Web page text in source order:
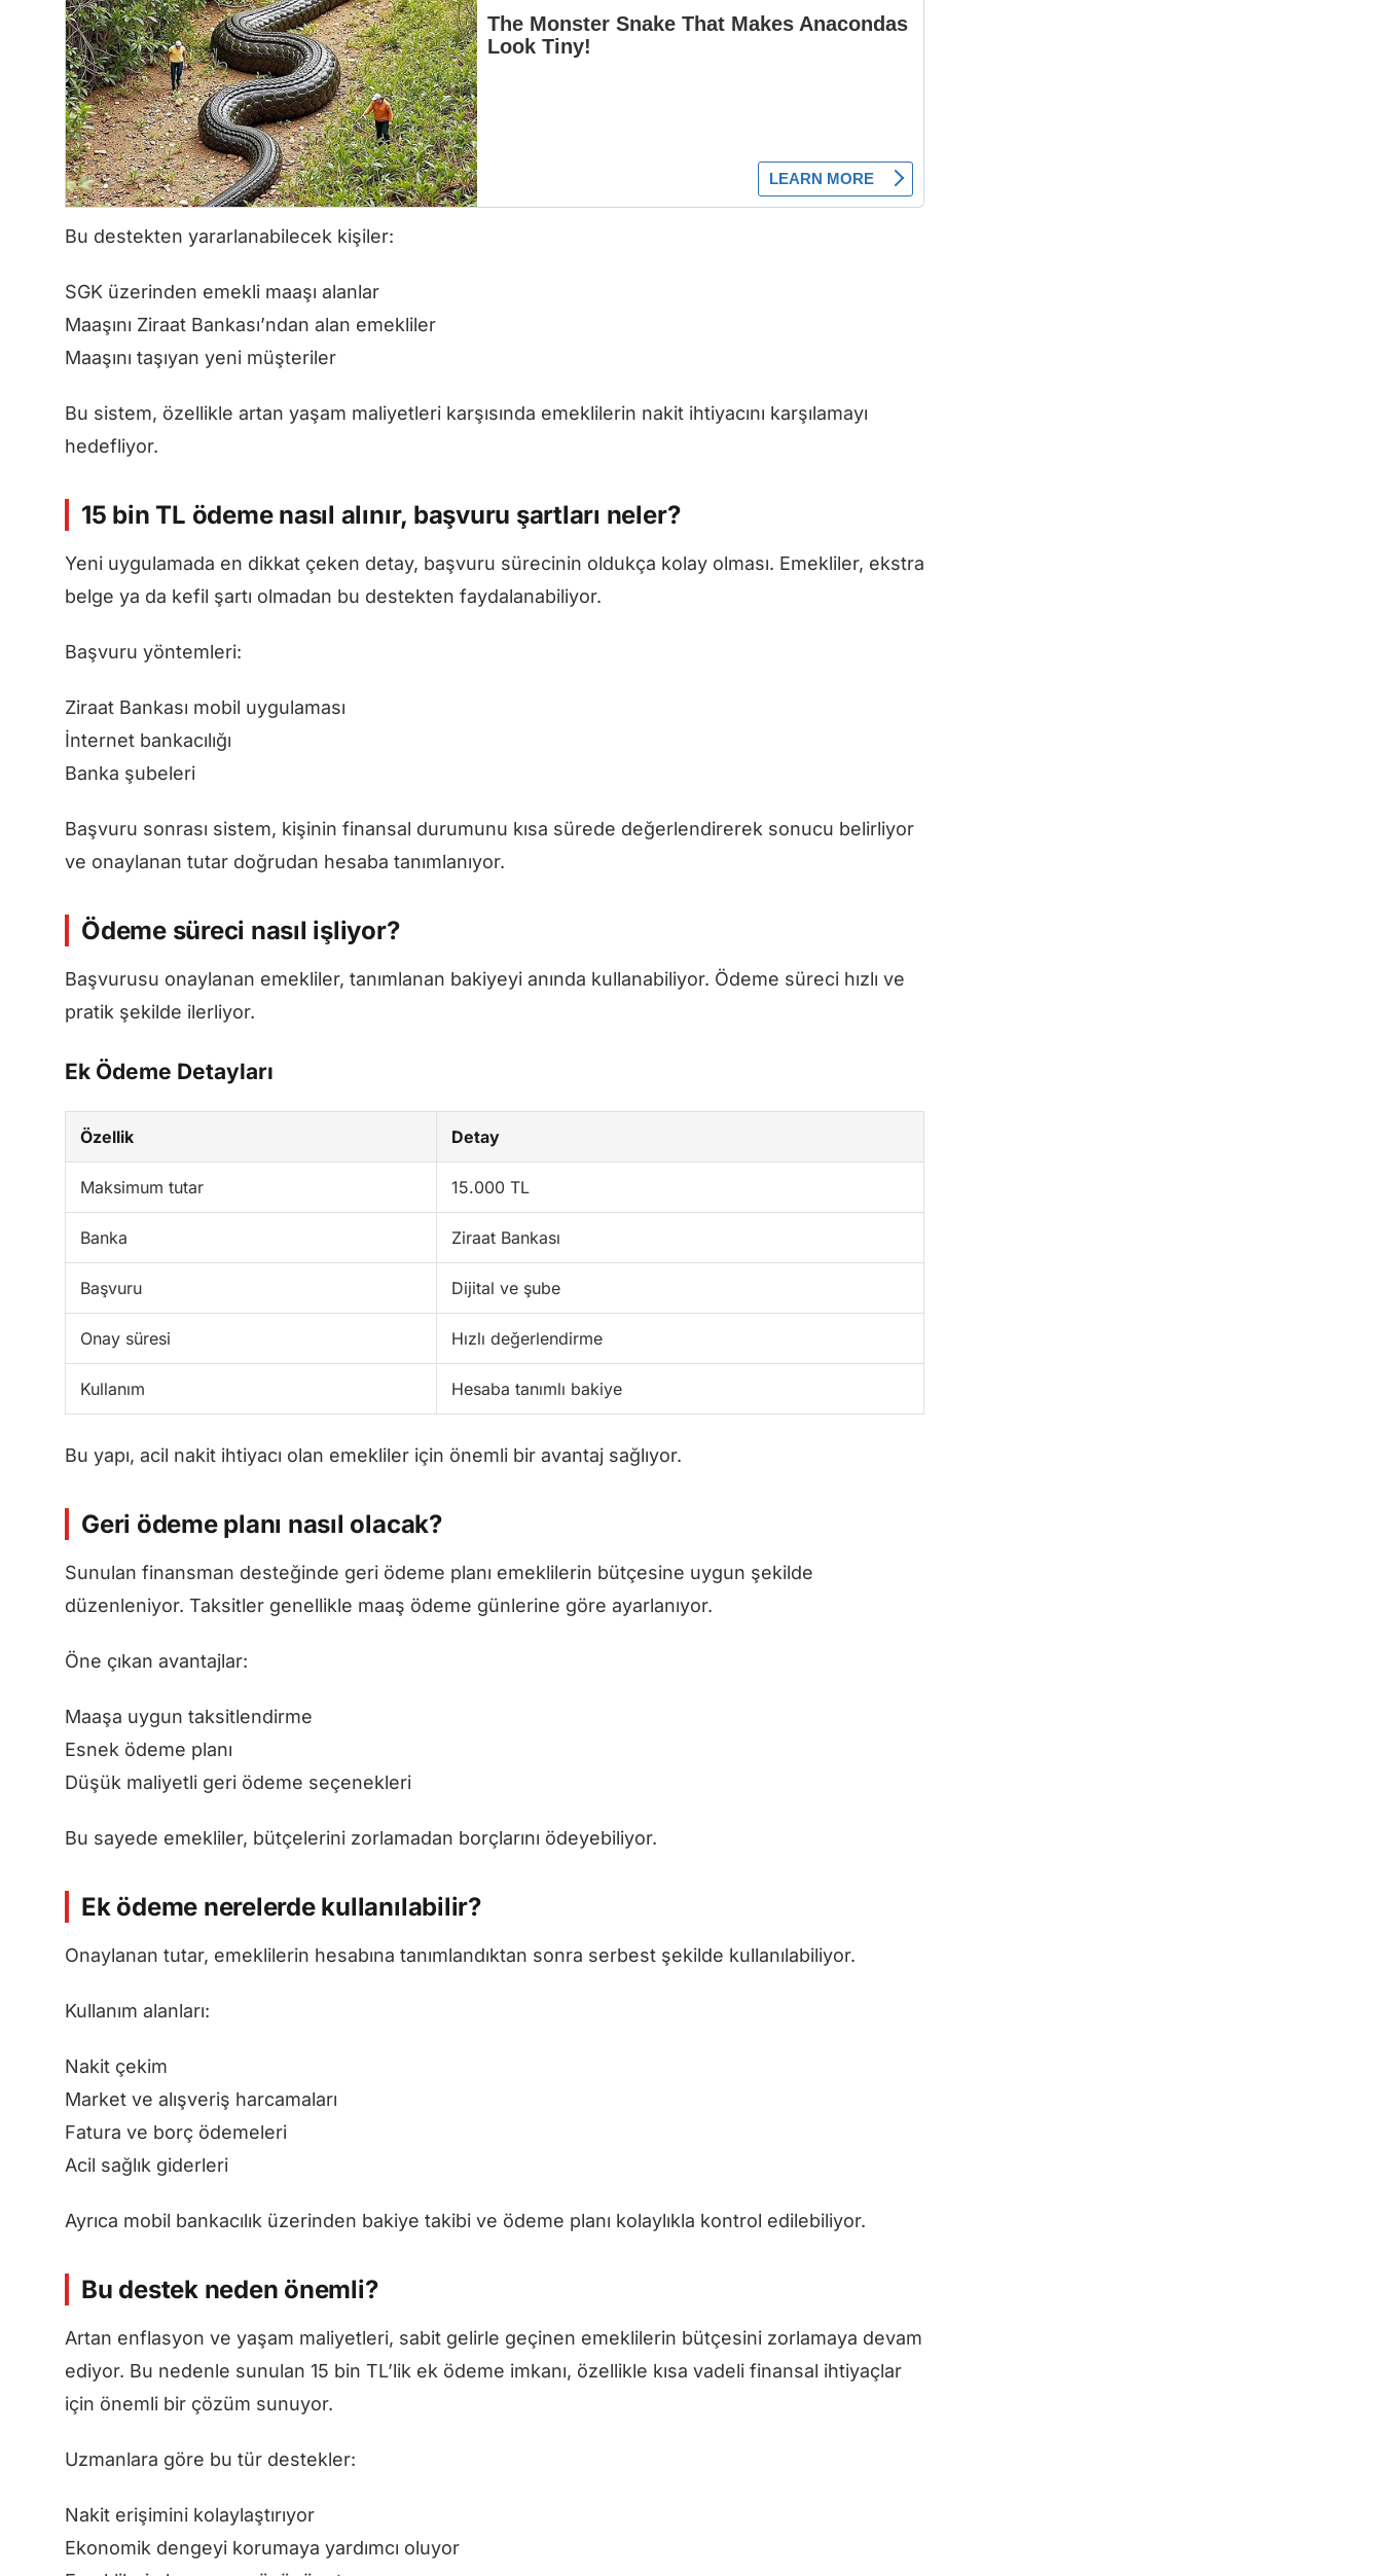
Bu destekten yararlanabilecek kişiler:
SGK üzerinden emekli maaşı alanlar
Maaşını Ziraat Bankası’ndan alan emekliler
Maaşını taşıyan yeni müşteriler
Bu sistem, özellikle artan yaşam maliyetleri karşısında emeklilerin nakit ihtiyacını karşılamayı
hedefliyor.
15 bin TL ödeme nasıl alınır, başvuru şartları neler?
Yeni uygulamada en dikkat çeken detay, başvuru sürecinin oldukça kolay olması. Emekliler, ekstra
belge ya da kefil şartı olmadan bu destekten faydalanabiliyor.
Başvuru yöntemleri:
Ziraat Bankası mobil uygulaması
İnternet bankacılığı
Banka şubeleri
Başvuru sonrası sistem, kişinin finansal durumunu kısa sürede değerlendirerek sonucu belirliyor
ve onaylanan tutar doğrudan hesaba tanımlanıyor.
Ödeme süreci nasıl işliyor?
Başvurusu onaylanan emekliler, tanımlanan bakiyeyi anında kullanabiliyor. Ödeme süreci hızlı ve
pratik şekilde ilerliyor.
Ek Ödeme Detayları
Özellik Detay
Maksimum tutar 15.000 TL
Banka Ziraat Bankası
Başvuru Dijital ve şube
Onay süresi Hızlı değerlendirme
Kullanım Hesaba tanımlı bakiye
Bu yapı, acil nakit ihtiyacı olan emekliler için önemli bir avantaj sağlıyor.
Geri ödeme planı nasıl olacak?
Sunulan finansman desteğinde geri ödeme planı emeklilerin bütçesine uygun şekilde
düzenleniyor. Taksitler genellikle maaş ödeme günlerine göre ayarlanıyor.
Öne çıkan avantajlar:
Maaşa uygun taksitlendirme
Esnek ödeme planı
Düşük maliyetli geri ödeme seçenekleri
Bu sayede emekliler, bütçelerini zorlamadan borçlarını ödeyebiliyor.
Ek ödeme nerelerde kullanılabilir?
Onaylanan tutar, emeklilerin hesabına tanımlandıktan sonra serbest şekilde kullanılabiliyor.
Kullanım alanları:
Nakit çekim
Market ve alışveriş harcamaları
Fatura ve borç ödemeleri
Acil sağlık giderleri
Ayrıca mobil bankacılık üzerinden bakiye takibi ve ödeme planı kolaylıkla kontrol edilebiliyor.
Bu destek neden önemli?
Artan enflasyon ve yaşam maliyetleri, sabit gelirle geçinen emeklilerin bütçesini zorlamaya devam
ediyor. Bu nedenle sunulan 15 bin TL’lik ek ödeme imkanı, özellikle kısa vadeli finansal ihtiyaçlar
için önemli bir çözüm sunuyor.
Uzmanlara göre bu tür destekler:
Nakit erişimini kolaylaştırıyor
Ekonomik dengeyi korumaya yardımcı oluyor